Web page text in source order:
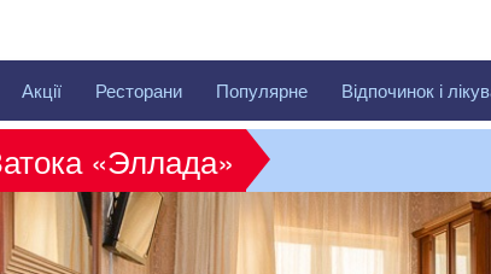
Акції Ресторани Популярне Відпочинок і
«Эллада»